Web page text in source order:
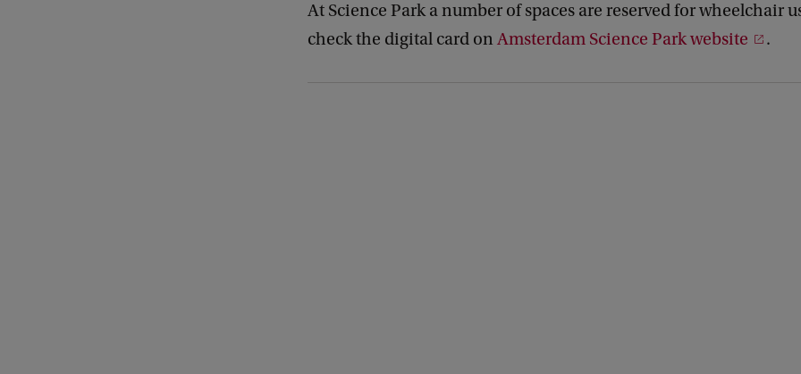
At Science Park a number of spaces are reserved for wheelchair
check the digital card on Amsterdam Science Park website .